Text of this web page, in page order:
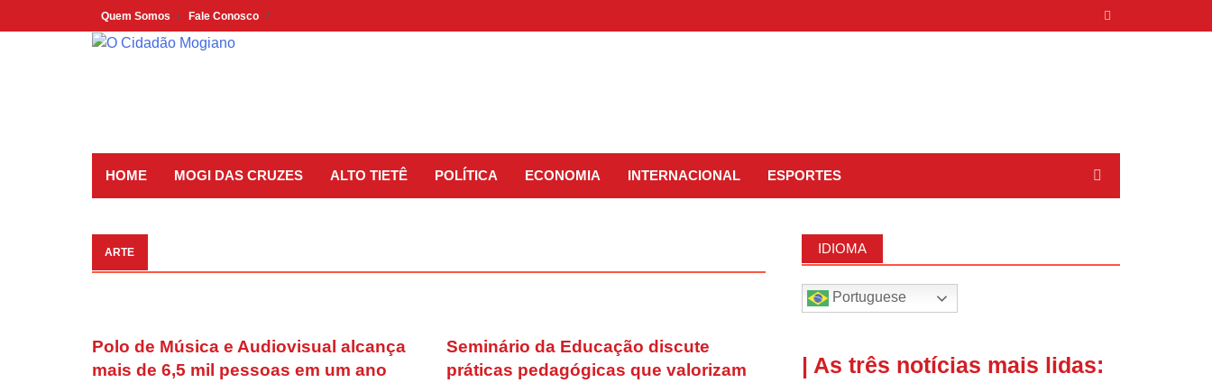
to
Quem Somos Fale Conosco
HOME MOGI DAS CRUZES ALTO TIETÊ POLÍTICA ECONOMIA INTERNACIONAL ESPORTES
ARTE
Polo de Música e Audiovisual alcança
mais de 6,5 mil pessoas em um ano
Seminário da Educação discute
práticas pedagógicas que valorizam
IDIOMA
Portuguese
| As três notícias mais lidas: